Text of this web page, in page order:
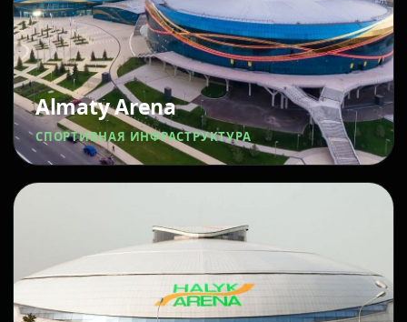
Almaty Arena
СПОРТИВНАЯ ИНФРАСТРУКТУРА